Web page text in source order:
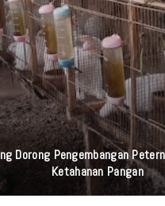
Dorong Pengembangan
Ketahanan Pangan